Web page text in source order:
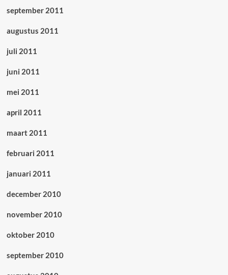
september 2011
augustus 2011
juli 2011
juni 2011
mei 2011
april 2011
maart 2011
februari 2011
januari 2011
december 2010
november 2010
oktober 2010
september 2010